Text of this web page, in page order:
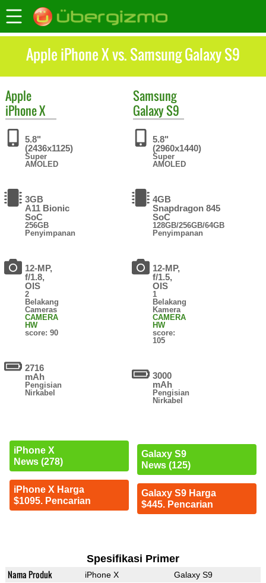
Apple iPhone X vs. Samsung Galaxy S9
Apple
iPhone X
5.8"
(2436x1125)
Super
AMOLED
3GB
A11 Bionic
SoC
256GB
Penyimpanan
12-MP,
f/1.8,
OIS
2
Belakang
Cameras
CAMERA
HW
score: 90
2716
mAh
Pengisian
Nirkabel
iPhone X
News (278)
iPhone X Harga
$1095. Pencarian
Samsung
Galaxy S9
5.8"
(2960x1440)
Super
AMOLED
4GB
Snapdragon 845
SoC
128GB/256GB/64GB
Penyimpanan
12-MP,
f/1.5,
OIS
1
Belakang
Kamera
CAMERA
HW
score:
105
3000
mAh
Pengisian
Nirkabel
Galaxy S9
News (125)
Galaxy S9 Harga
$445. Pencarian
Spesifikasi Primer
Nama Produk iPhone X Galaxy S9